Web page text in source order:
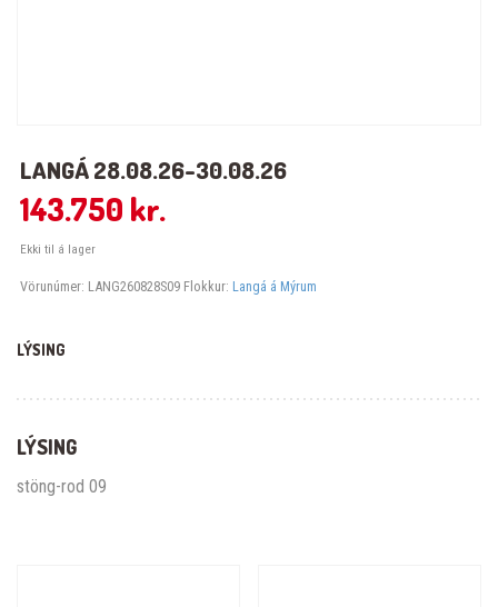
LANGÁ 28.08.26-30.08.26
143.750 kr.
Ekki til á lager
Vörunúmer: LANG260828S09 Flokkur: Langá á Mýrum
LÝSING
LÝSING
stöng-rod 09